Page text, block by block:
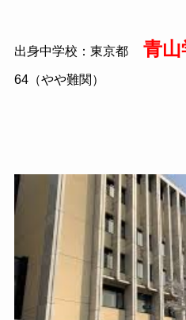
出身中学校：東京都 青山
64（やや難関）